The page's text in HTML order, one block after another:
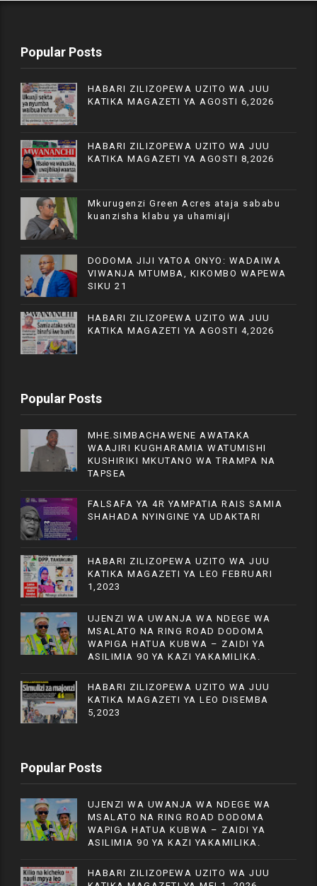
Popular Posts
HABARI ZILIZOPEWA UZITO WA JUU
KATIKA MAGAZETI YA AGOSTI 6,2026
HABARI ZILIZOPEWA UZITO WA JUU
KATIKA MAGAZETI YA AGOSTI 8,2026
Mkurugenzi Green Acres ataja sababu
kuanzisha klabu ya uhamiaji
DODOMA JIJI YATOA ONYO: WADAIWA
VIWANJA MTUMBA, KIKOMBO WAPEWA
SIKU 21
HABARI ZILIZOPEWA UZITO WA JUU
KATIKA MAGAZETI YA AGOSTI 4,2026
Popular Posts
MHE.SIMBACHAWENE AWATAKA
WAAJIRI KUGHARAMIA WATUMISHI
KUSHIRIKI MKUTANO WA TRAMPA NA
TAPSEA
FALSAFA YA 4R YAMPATIA RAIS SAMIA
SHAHADA NYINGINE YA UDAKTARI
HABARI ZILIZOPEWA UZITO WA JUU
KATIKA MAGAZETI YA LEO FEBRUARI
1,2023
UJENZI WA UWANJA WA NDEGE WA
MSALATO NA RING ROAD DODOMA
WAPIGA HATUA KUBWA – ZAIDI YA
ASILIMIA 90 YA KAZI YAKAMILIKA.
HABARI ZILIZOPEWA UZITO WA JUU
KATIKA MAGAZETI YA LEO DISEMBA
5,2023
Popular Posts
UJENZI WA UWANJA WA NDEGE WA
MSALATO NA RING ROAD DODOMA
WAPIGA HATUA KUBWA – ZAIDI YA
ASILIMIA 90 YA KAZI YAKAMILIKA.
HABARI ZILIZOPEWA UZITO WA JUU